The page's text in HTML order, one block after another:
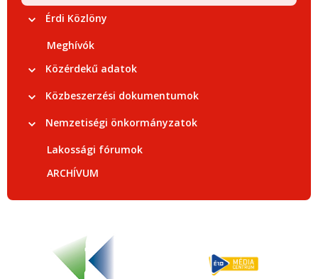
Érdi Közlöny
Meghívók
Közérdekű adatok
Közbeszerzési dokumentumok
Nemzetiségi önkormányzatok
Lakossági fórumok
ARCHÍVUM